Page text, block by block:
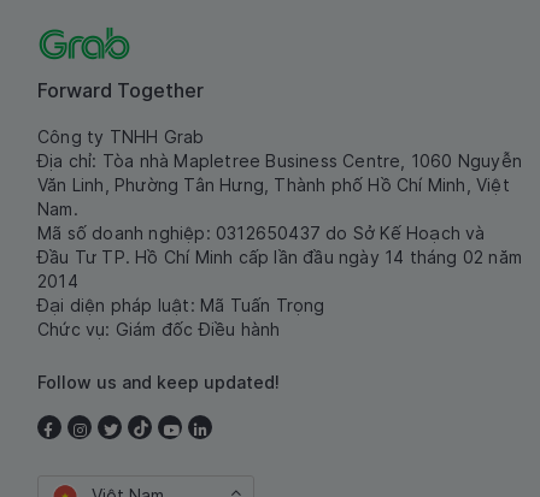
Forward Together
Công ty TNHH Grab
Địa chỉ: Tòa nhà Mapletree Business Centre, 1060 Nguyễn
Văn Linh, Phường Tân Hưng, Thành phố Hồ Chí Minh, Việt
Nam.
Mã số doanh nghiệp: 0312650437 do Sở Kế Hoạch và
Đầu Tư TP. Hồ Chí Minh cấp lần đầu ngày 14 tháng 02 năm
2014
Đại diện pháp luật: Mã Tuấn Trọng
Chức vụ: Giám đốc Điều hành
Follow us and keep updated!